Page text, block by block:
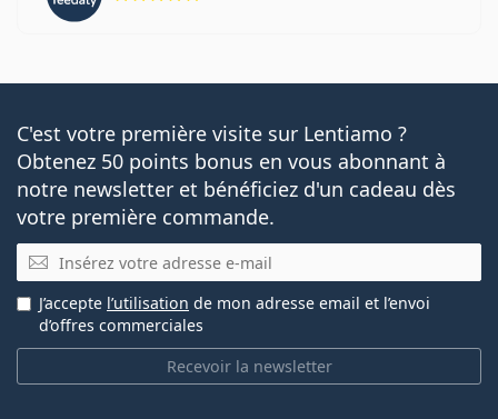
C'est votre première visite sur Lentiamo ?
Obtenez 50 points bonus en vous abonnant à
notre newsletter et bénéficiez d'un cadeau dès
votre première commande.
E-mail
Recevoir la newsletter
J’accepte l’utilisation de mon adresse email et l’envoi
d’offres commerciales